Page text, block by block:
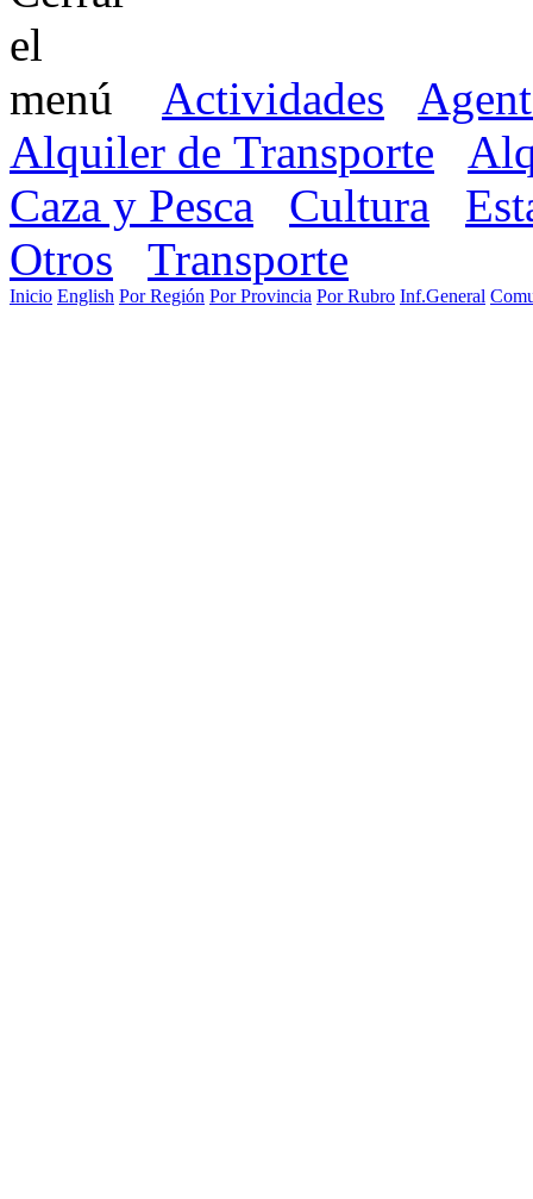
Actividades
Alquiler de Transporte
Caza y Pesca
Cultura
Otros
Transporte
Inicio English Por Región Por Provincia Por Rubro Inf.General